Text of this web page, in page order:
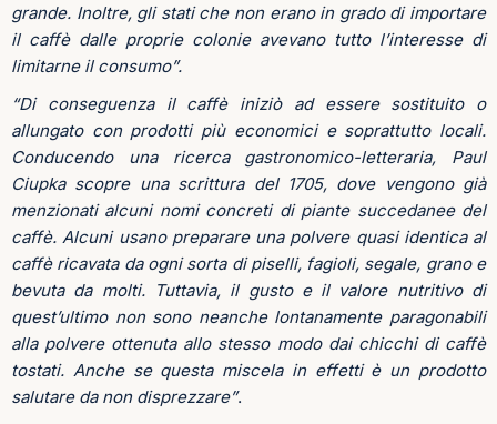
grande. Inoltre, gli stati che non erano in grado di importare
il caffè dalle proprie colonie avevano tutto l’interesse di
limitarne il consumo”.
“Di conseguenza il caffè iniziò ad essere sostituito o
allungato con prodotti più economici e soprattutto locali.
Conducendo una ricerca gastronomico-letteraria, Paul
Ciupka scopre una scrittura del 1705, dove vengono già
menzionati alcuni nomi concreti di piante succedanee del
caffè. Alcuni usano preparare una polvere quasi identica al
caffè ricavata da ogni sorta di piselli, fagioli, segale, grano e
bevuta da molti. Tuttavia, il gusto e il valore nutritivo di
quest’ultimo non sono neanche lontanamente paragonabili
alla polvere ottenuta allo stesso modo dai chicchi di caffè
tostati. Anche se questa miscela in effetti è un prodotto
salutare da non disprezzare”.